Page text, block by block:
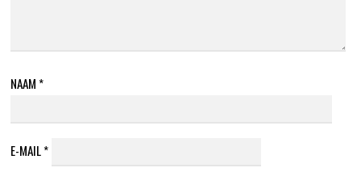
NAAM *
E-MAIL*